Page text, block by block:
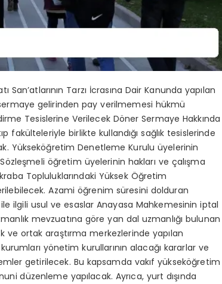
Tarzı İcrasına Dair Kanunda yapılan
gelirinden pay verilmemesi hükmü
Tesislerine Verilecek Döner Sermaye Hakkında
fakülteleriyle birlikte kullandığı sağlık tesislerinde
Yükseköğretim Denetleme Kurulu üyelerinin
öğretim üyelerinin hakları ve çalışma
Topluluklarındaki Yüksek Öğretim
Azami öğrenim süresini dolduran
ilgili usul ve esaslar Anayasa Mahkemesinin iptal
mevzuatına göre yan dal uzmanlığı bulunan
ortak araştırma merkezlerinde yapılan
yönetim kurullarının alacağı kararlar ve
getirilecek. Bu kapsamda vakıf yükseköğretim
düzenleme yapılacak. Ayrıca, yurt dışında